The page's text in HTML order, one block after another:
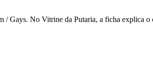
/ Gays. No Vitrine da Putaria, a ficha explica